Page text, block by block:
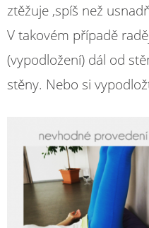
ztěžuje ,spíš než
V takovém případě
(vypodložení) dál od
stěny. Nebo si